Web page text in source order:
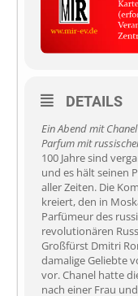
DETAILS
Ein Abend mit
Parfum mit
100 Jahre sind
und es hält seinen
aller Zeiten. Die
kreiert, den in
Parfümeur des
revolutionären
Großfürst Dmitri
damalige Geliebte
vor. Chanel hatte
nach einer Frau